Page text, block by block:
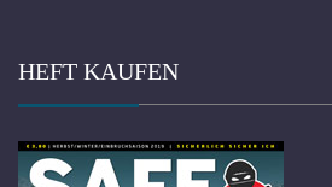
HEFT KAUFEN